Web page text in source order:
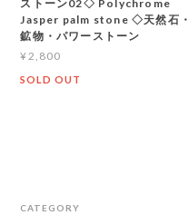
ストーン02◇ Polychrome
Jasper palm stone ◇天然石・
鉱物・パワーストーン
¥2,800
SOLD OUT
CATEGORY